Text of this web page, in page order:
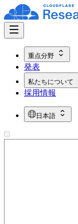
重点分野
発表
私たちについて
採用情報
日本語